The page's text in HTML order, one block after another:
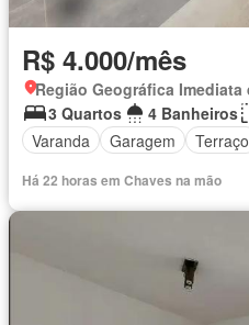
R$ 4.000/mês
3 Quartos
4 Banheiros
Varanda
Garagem Terraço
Há 22 horas em Chaves na mão